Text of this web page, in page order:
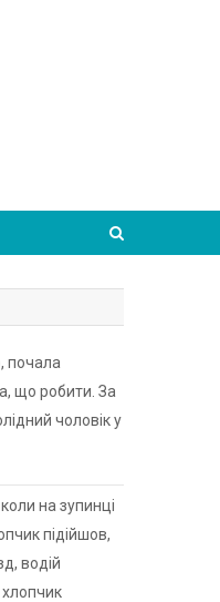
почала
що робити. За
чоловік у
на зупинці
підійшов,
водій
хлопчик